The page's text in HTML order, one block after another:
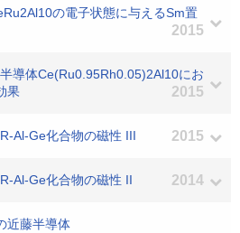
の電子状態に与えるSm置
2015
導体Ce(Ru0.95Rh0.05)2Al10にお
果
2015
Al-Ge化合物の磁性 III 2015
Al-Ge化合物の磁性 II 2014
近藤半導体